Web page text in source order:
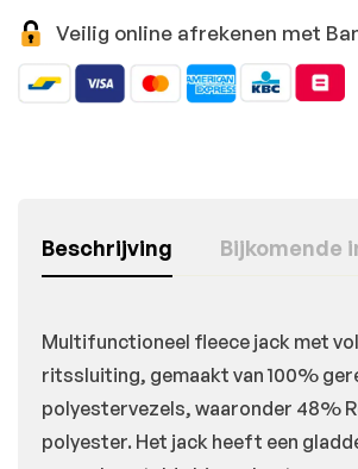
Veilig online afrekenen met
Beschrijving Bijkomende
Multifunctioneel fleece jack met
ritssluiting, gemaakt van 100%
polyestervezels, waaronder 48%
polyester. Het jack heeft een